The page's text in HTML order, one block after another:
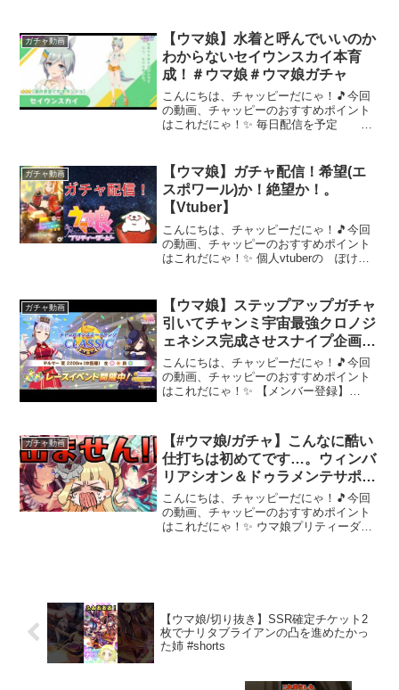
てみました☆#ウマ娘 #ガチャ 🍀🍀🍀🍀🍀
🍀🍀🍀🍀🍀🍀🍀🍀...
ガチャ動画
【ウマ娘】水着と呼んでいいのか
わからないセイウンスカイ本育
成！＃ウマ娘＃ウマ娘ガチャ
こんにちは、チャッピーだにゃ！🎵今回
の動画、チャッピーのおすすめポイント
はこれだにゃ！✨ 毎日配信を予定 時
マ娘歴５年 チャンミ３4冠 LOH96傑
２回 300傑...
ガチャ動画
【ウマ娘】ガチャ配信！希望(エ
スポワール)か！絶望か！。
【Vtuber】
こんにちは、チャッピーだにゃ！🎵今回
の動画、チャッピーのおすすめポイント
はこれだにゃ！✨ 個人vtuberの ぽけ
っていきます！1時間程の予定です。お借
りしているアプ...
ガチャ動画
【ウマ娘】ステップアップガチャ
引いてチャンミ宇宙最強クロノジ
ェネシス完成させスナイプ企画を
開催するするとす！！【チャンピ
オンズミーティング中距離】
こんにちは、チャッピーだにゃ！🎵今回
の動画、チャッピーのおすすめポイント
はこれだにゃ！✨ 【メンバー登録】
んのチャンネルもぜひチェックしてにゃ
～！📢✨
ガチャ動画
【#ウマ娘/ガチャ】こんなに酷い
仕打ちは初めてです…。ウィンバ
リアシオン＆ドゥラメンテサポカ
ガチャ！！【#umamusume #ウ
マ娘プリティーダービー #切り抜
き #vtuber 】
こんにちは、チャッピーだにゃ！🎵今回
の動画、チャッピーのおすすめポイント
はこれだにゃ！✨ ウマ娘プリティーダー
【ウマ娘/切り抜き】SSR確定チケット2
枚でナリタブライアンの凸を進めたかっ
た姉 #shorts